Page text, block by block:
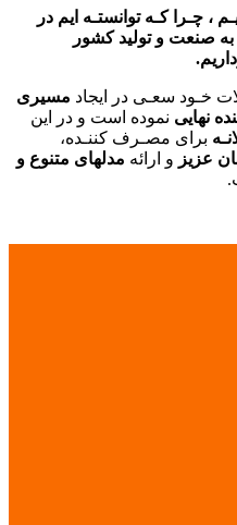
، چـرا کـه توانستـه ایم در
صنعت و تولید کشور
خـود سعـی در ایجاد مسیری
نهایی نموده است و در این
برای مصـرف کننـده،
عزیز و ارائه مدلهای متنوع و